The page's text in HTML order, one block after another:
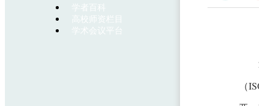
学者百科
高校师资栏目
学术会议平台
（